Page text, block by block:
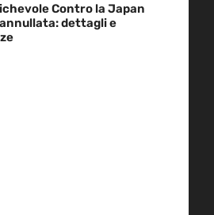
Contro la Japan
dettagli e